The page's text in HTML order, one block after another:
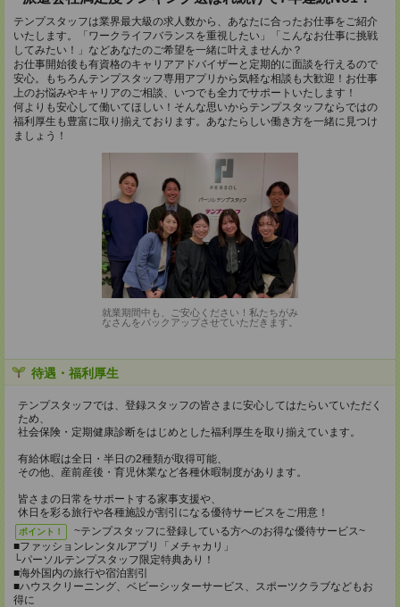
テンプスタッフは業界最大級の求人数から、あなたに合ったお仕事をご紹介
いたします。「ワークライフバランスを重視したい」「こんなお仕事に挑戦
してみたい！」などあなたのご希望を一緒に叶えませんか？
お仕事開始後も有資格のキャリアアドバイザーと定期的に面談を行えるので
安心。もちろんテンプスタッフ専用アプリから気軽な相談も大歓迎！お仕事
上のお悩みやキャリアのご相談、いつでも全力でサポートいたします！
何よりも安心して働いてほしい！そんな思いからテンプスタッフならではの
福利厚生も豊富に取り揃えております。あなたらしい働き方を一緒に見つけ
ましょう！
就業期間中も、ご安心ください！私たちがみ
なさんをバックアップさせていただきます。
待遇・福利厚生
テンプスタッフでは、登録スタッフの皆さまに安心してはたらいていただく
ため、
社会保険・定期健康診断をはじめとした福利厚生を取り揃えています。
有給休暇は全日・半日の2種類が取得可能、
その他、産前産後・育児休業など各種休暇制度があります。
皆さまの日常をサポートする家事支援や、
休日を彩る旅行や各種施設が割引になる優待サービスをご用意！
ポイント！
~テンプスタッフに登録している方へのお得な優待サービス~
■ファッションレンタルアプリ「メチャカリ」
└パーソルテンプスタッフ限定特典あり！
■海外国内の旅行や宿泊割引
■ハウスクリーニング、ベビーシッターサービス、スポーツクラブなどもお
得に